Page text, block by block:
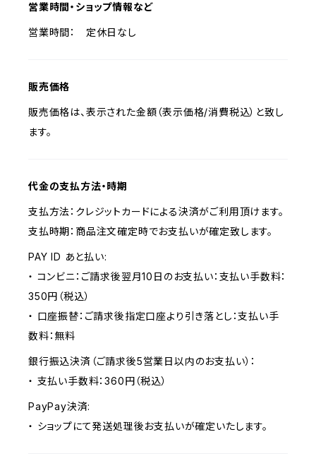
営業時間・ショップ情報など
営業時間： 定休日なし
販売価格
販売価格は、表示された金額（表示価格/消費税込）と致し
ます。
代金の支払方法・時期
支払方法：クレジットカードによる決済がご利用頂けます。
支払時期：商品注文確定時でお支払いが確定致します。
PAY ID あと払い:
・ コンビニ：ご請求後翌月10日のお支払い：支払い手数料：
350円（税込）
・ 口座振替：ご請求後指定口座より引き落とし：支払い手
数料：無料
銀行振込決済（ご請求後5営業日以内のお支払い）：
・ 支払い手数料：360円（税込）
PayPay決済:
・ ショップにて発送処理後お支払いが確定いたします。